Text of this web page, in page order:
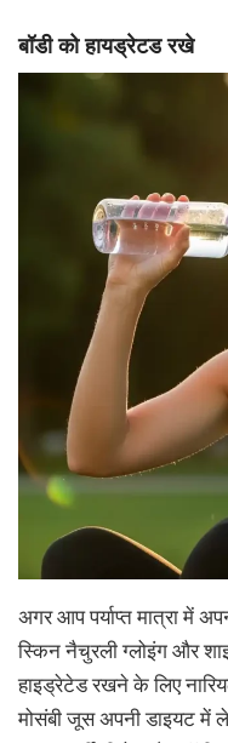
बॉडी को हायड्रेटड रखे
अगर आप पर्याप्त मात्रा में
स्किन नैचुरली ग्लोइंग और
हाइड्रेटेड रखने के लिए
मोसंबी जूस अपनी डाइयट